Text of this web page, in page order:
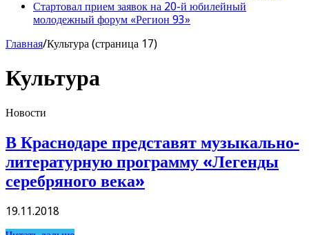
Стартовал прием заявок на 20-й юбилейный
молодежный форум «Регион 93»
Главная/Культура (страница 17)
Культура
Новости
В Краснодаре представят музыкально-
литературную программу «Легенды
серебряного века»
19.11.2018